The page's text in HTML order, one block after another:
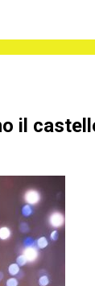
il